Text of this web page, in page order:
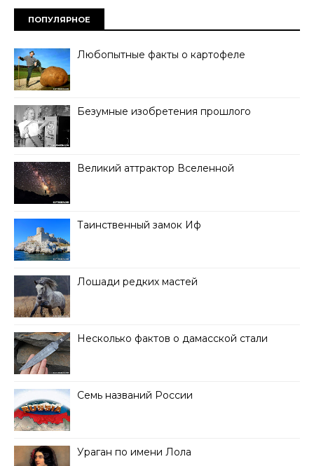
ПОПУЛЯРНОЕ
Любопытные факты о картофеле
Безумные изобретения прошлого
Великий аттрактор Вселенной
Таинственный замок Иф
Лошади редких мастей
Несколько фактов о дамасской стали
Семь названий России
Ураган по имени Лола